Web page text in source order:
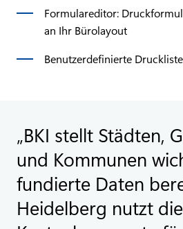
Formulareditor:
an Ihr Bürolayout
Benutzerdefinierte
BKI stellt Städten,
und Kommunen
fundierte Daten
Heidelberg nutzt die